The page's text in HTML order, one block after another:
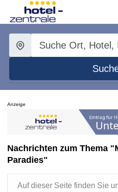
Anzeige
Nachrichten zum Thema
Paradies"
Auf dieser Seite finden Sie